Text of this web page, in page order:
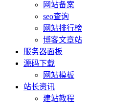
网站备案
seo查询
网站排行榜
博客文章站
服务器面板
源码下载
网站模板
站长资讯
建站教程